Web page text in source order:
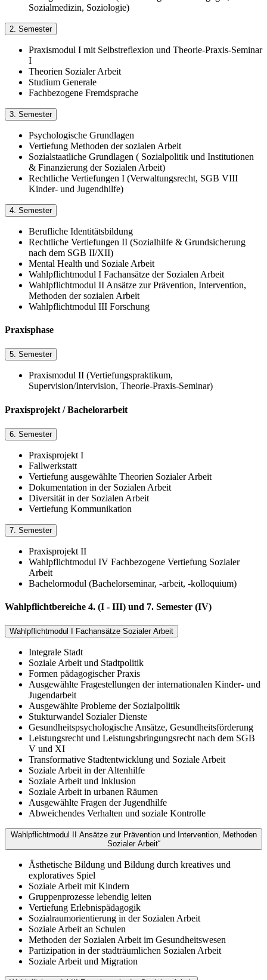
Sozialmedizin, Soziologie)
2. Semester
Praxismodul I mit Selbstreflexion und Theorie-Praxis-Seminar
I
Theorien Sozialer Arbeit
Studium Generale
Fachbezogene Fremdsprache
3. Semester
Psychologische Grundlagen
Vertiefung Methoden der sozialen Arbeit
Sozialstaatliche Grundlagen ( Sozialpolitik und Institutionen
& Finanzierung der Sozialen Arbeit)
Rechtliche Vertiefungen I (Verwaltungsrecht, SGB VIII
Kinder- und Jugendhilfe)
4. Semester
Berufliche Identitätsbildung
Rechtliche Vertiefungen II (Sozialhilfe & Grundsicherung
nach dem SGB II/XII)
Mental Health und Soziale Arbeit
Wahlpflichtmodul I Fachansätze der Sozialen Arbeit
Wahlpflichtmodul II Ansätze zur Prävention, Intervention,
Methoden der sozialen Arbeit
Wahlpflichtmodul III Forschung
Praxisphase
5. Semester
Praxismodul II (Vertiefungspraktikum,
Supervision/Intervision, Theorie-Praxis-Seminar)
Praxisprojekt / Bachelorarbeit
6. Semester
Praxisprojekt I
Fallwerkstatt
Vertiefung ausgewählte Theorien Sozialer Arbeit
Dokumentation in der Sozialen Arbeit
Diversität in der Sozialen Arbeit
Vertiefung Kommunikation
7. Semester
Praxisprojekt II
Wahlpflichtmodul IV Fachbezogene Vertiefung Sozialer
Arbeit
Bachelormodul (Bachelorseminar, -arbeit, -kolloquium)
Wahlpflichtbereiche 4. (I - III) und 7. Semester (IV)
Wahlpflichtmodul I Fachansätze Sozialer Arbeit
Integrale Stadt
Soziale Arbeit und Stadtpolitik
Formen pädagogischer Praxis
Ausgewählte Fragestellungen der internationalen Kinder- und
Jugendarbeit
Ausgewählte Probleme der Sozialpolitik
Stukturwandel Sozialer Dienste
Gesundheitspsychologische Ansätze, Gesundheitsförderung
Leistungsrecht und Leistungsbringungsrecht nach dem SGB
V und XI
Transformative Stadtentwicklung und Soziale Arbeit
Soziale Arbeit in der Altenhilfe
Soziale Arbeit und Inklusion
Soziale Arbeit in urbanen Räumen
Ausgewählte Fragen der Jugendhilfe
Abweichendes Verhalten und soziale Kontrolle
Wahlpflichtmodul II Ansätze zur Prävention und Intervention, Methoden
Sozialer Arbeit“
Ästhetische Bildung und Bildung durch kreatives und
exploratives Spiel
Soziale Arbeit mit Kindern
Gruppenprozesse lebendig leiten
Vertiefung Erlebnispädagogik
Sozialraumorientierung in der Sozialen Arbeit
Soziale Arbeit an Schulen
Methoden der Sozialen Arbeit im Gesundheitswesen
Partizipation in der stadträumlichen Sozialen Arbeit
Soziale Arbeit und Migration